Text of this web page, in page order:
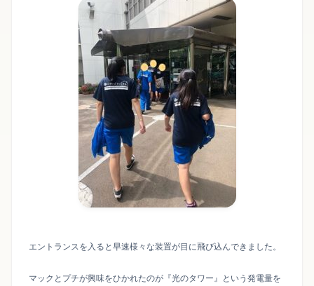
エントランスを入ると早速様々な装置が目に飛び込んできました。
マックとプチが興味をひかれたのが『光のタワー』という発電量を